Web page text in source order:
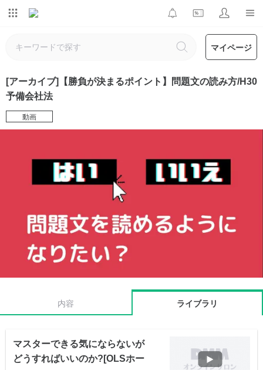
マイページ
[アーカイブ]【勝負が決まるポイント】問題文の読み方/H30
予備会社法
動画
内容 ライブラリ
マスターできる気にならないが
どうすればいいのか?[OLSホー